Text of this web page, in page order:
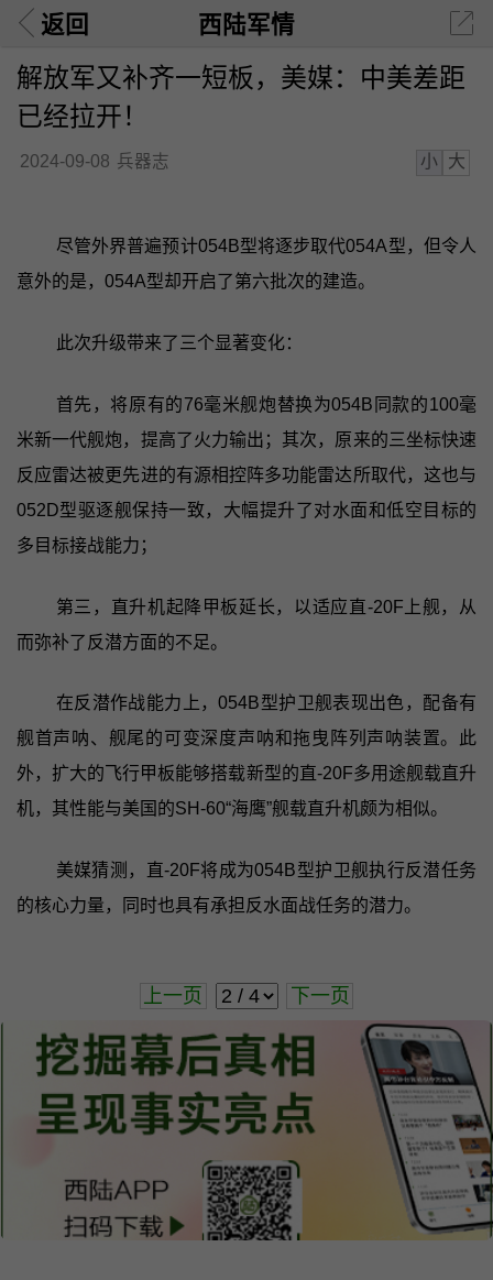
返回 西陆军情
解放军又补齐一短板，美媒：中美差距
已经拉开！
2024-09-08 兵器志 小 大
尽管外界普遍预计054B型将逐步取代054A型，但令人
意外的是，054A型却开启了第六批次的建造。
此次升级带来了三个显著变化：
首先，将原有的76毫米舰炮替换为054B同款的100毫
米新一代舰炮，提高了火力输出；其次，原来的三坐标快速
反应雷达被更先进的有源相控阵多功能雷达所取代，这也与
052D型驱逐舰保持一致，大幅提升了对水面和低空目标的
多目标接战能力；
第三，直升机起降甲板延长，以适应直-20F上舰，从
而弥补了反潜方面的不足。
在反潜作战能力上，054B型护卫舰表现出色，配备有
舰首声呐、舰尾的可变深度声呐和拖曳阵列声呐装置。此
外，扩大的飞行甲板能够搭载新型的直-20F多用途舰载直升
机，其性能与美国的SH-60“海鹰”舰载直升机颇为相似。
美媒猜测，直-20F将成为054B型护卫舰执行反潜任务
的核心力量，同时也具有承担反水面战任务的潜力。
上一页 下一页